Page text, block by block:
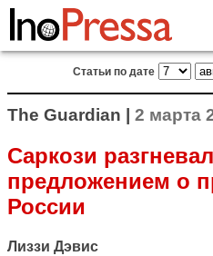
Статьи по дате
The Guardian | 2 марта
Саркози
предложением о
России
Лиззи Дэвис